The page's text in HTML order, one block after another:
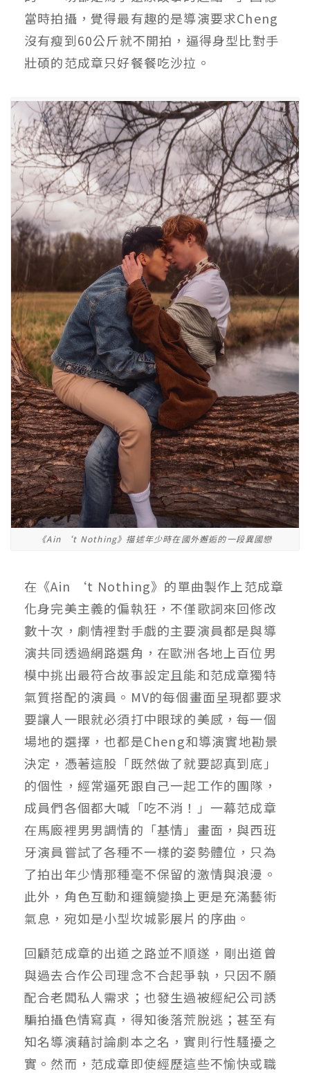
當時拍攝，覺得最有趣的是導演要求Cheng
沒有瘦到60公斤就不開拍，逼得身型比對手
壯碩的范成章只好餐餐吃沙拉。
《Ain ‘t Nothing》描述年少時在國外邂逅的一段異國戀
在《Ain ‘t Nothing》的單曲製作上范成章
化身完美主義的偏執狂，不僅歌詞來回修改
數十次，劇情裡對手戲的主要演員都是與導
演共同透過網路選角，在歐洲各地上百位男
模中挑出最符合故事設定且能和范成章獨特
氣質搭配的演員。MV的每個畫面呈現都要求
要讓人一眼就必須打中眼球的美感，每一個
場地的選擇，也都是Cheng和導演實地勘景
決定，憑著這股「既然做了就要認真到底」
的個性，經常逼死跟自己一起工作的團隊，
成員們各個都大喊「吃不消！」一幕范成章
在馬廄裡男男調情的「基情」畫面，與西班
牙演員嘗試了各種不一樣的姿勢體位，只為
了拍出年少情那種毫不保留的激情與浪漫。
此外，角色互動和運鏡變換上更是充滿藝術
氣息，宛如是小型坎城影展片的序曲。
回顧范成章的出道之路並不順遂，剛出道曾
與過去合作公司理念不合起爭執，只因不願
配合老闆私人需求；也發生過被經紀公司誘
騙拍攝色情寫真，得知後落荒脫逃；甚至有
知名導演藉討論劇本之名，實則行性騷擾之
實。然而，范成章即使經歷這些不愉快或職